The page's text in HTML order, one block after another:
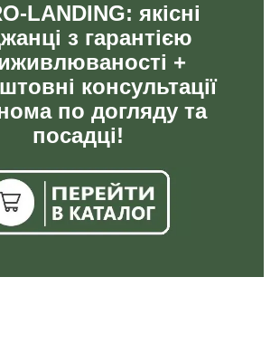
LANDING: якісні
з гарантією
+
консультації
по догляду та
посадці!